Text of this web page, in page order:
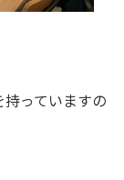
っていますの